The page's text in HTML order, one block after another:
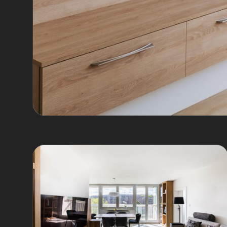
Byt Prosek
Volná ruka a úplně nová dispozice: z
krásná předsíň. Sedačka na míru dělá
Praha 9 Panelový byt Nová dispozice